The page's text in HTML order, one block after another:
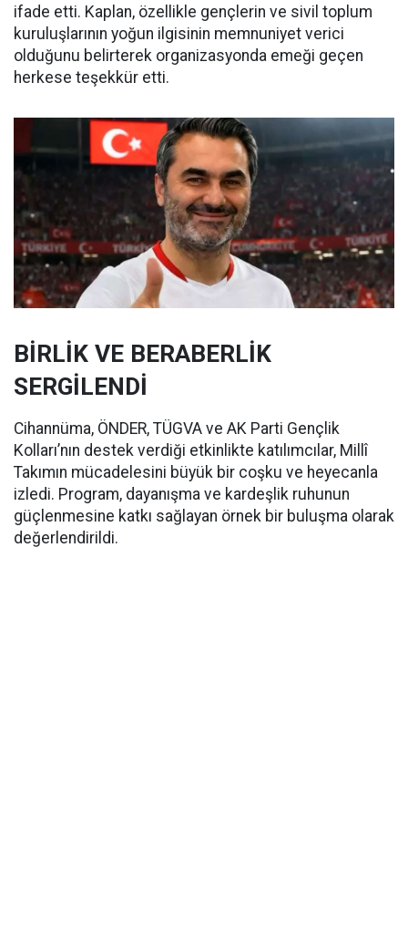
ifade etti. Kaplan, özellikle gençlerin ve sivil toplum
kuruluşlarının yoğun ilgisinin memnuniyet verici
olduğunu belirterek organizasyonda emeği geçen
herkese teşekkür etti.
BİRLİK VE BERABERLİK
SERGİLENDİ
Cihannüma, ÖNDER, TÜGVA ve AK Parti Gençlik
Kolları’nın destek verdiği etkinlikte katılımcılar, Millî
Takımın mücadelesini büyük bir coşku ve heyecanla
izledi. Program, dayanışma ve kardeşlik ruhunun
güçlenmesine katkı sağlayan örnek bir buluşma olarak
değerlendirildi.